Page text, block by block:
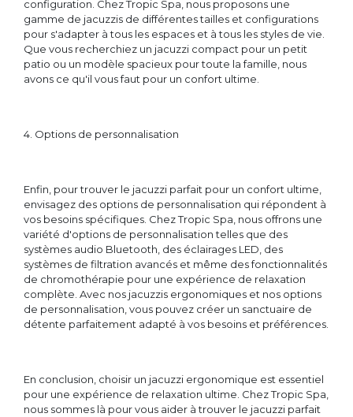
configuration. Chez Tropic Spa, nous proposons une
gamme de jacuzzis de différentes tailles et configurations
pour s'adapter à tous les espaces et à tous les styles de vie.
Que vous recherchiez un jacuzzi compact pour un petit
patio ou un modèle spacieux pour toute la famille, nous
avons ce qu'il vous faut pour un confort ultime.
4. Options de personnalisation
Enfin, pour trouver le jacuzzi parfait pour un confort ultime,
envisagez des options de personnalisation qui répondent à
vos besoins spécifiques. Chez Tropic Spa, nous offrons une
variété d'options de personnalisation telles que des
systèmes audio Bluetooth, des éclairages LED, des
systèmes de filtration avancés et même des fonctionnalités
de chromothérapie pour une expérience de relaxation
complète. Avec nos jacuzzis ergonomiques et nos options
de personnalisation, vous pouvez créer un sanctuaire de
détente parfaitement adapté à vos besoins et préférences.
En conclusion, choisir un jacuzzi ergonomique est essentiel
pour une expérience de relaxation ultime. Chez Tropic Spa,
nous sommes là pour vous aider à trouver le jacuzzi parfait